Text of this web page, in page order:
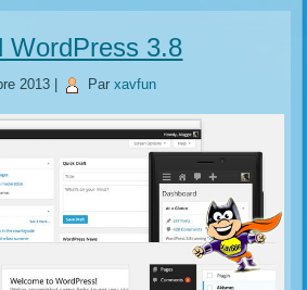
WordPress 3.8
2013 Par xavfun